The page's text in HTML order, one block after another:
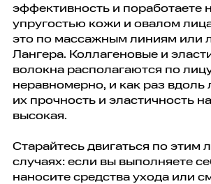
эффективность и поработаете
упругостью кожи и овалом
это по массажным линиям или
Лангера. Коллагеновые и
волокна располагаются по
неравномерно, и как раз вдоль
их прочность и эластичность
высокая.
Старайтесь двигаться по этим
случаях: если вы выполняете
наносите средства ухода или